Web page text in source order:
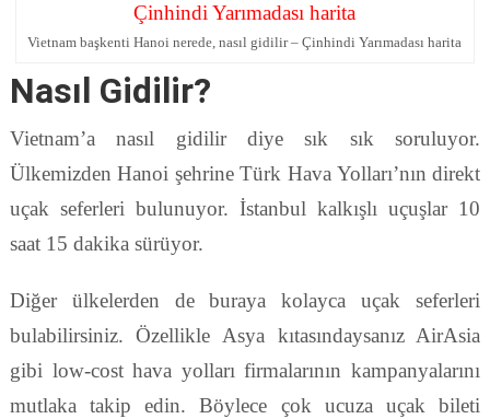
Vietnam başkenti Hanoi nerede, nasıl gidilir – Çinhindi Yarımadası harita
Nasıl Gidilir?
Vietnam’a nasıl gidilir diye sık sık soruluyor.
Ülkemizden Hanoi şehrine Türk Hava Yolları’nın direkt
uçak seferleri bulunuyor. İstanbul kalkışlı uçuşlar 10
saat 15 dakika sürüyor.
Diğer ülkelerden de buraya kolayca uçak seferleri
bulabilirsiniz. Özellikle Asya kıtasındaysanız AirAsia
gibi low-cost hava yolları firmalarının kampanyalarını
mutlaka takip edin. Böylece çok ucuza uçak bileti